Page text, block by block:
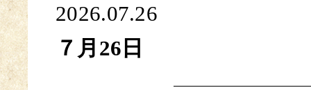
2026.07.26
７月26日